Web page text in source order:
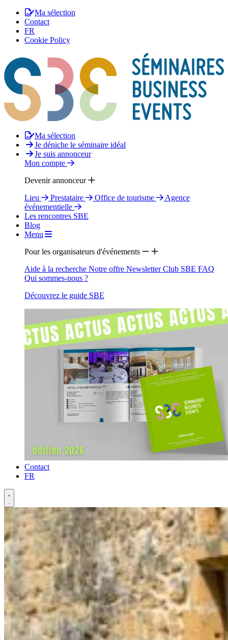
Ma sélection
Contact
FR
Cookie Policy
Ma sélection
Je déniche le séminaire idéal
Je suis annonceur
Mon compte
Devenir annonceur
Lieu
Prestataire Office de tourisme
Agence
événementielle
Les rencontres SBE
Blog
Menu
Pour les organisateurs d'événements
Aide à la recherche Notre offre NewsletterClub SBE FAQ
Qui sommes-nous ?
Découvrez le guide SBE
Contact
FR